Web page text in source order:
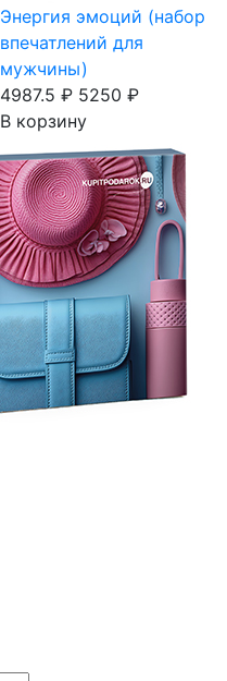
Энергия эмоций (набор
впечатлений для
мужчины)
4987.5 ₽ 5250 ₽
В корзину